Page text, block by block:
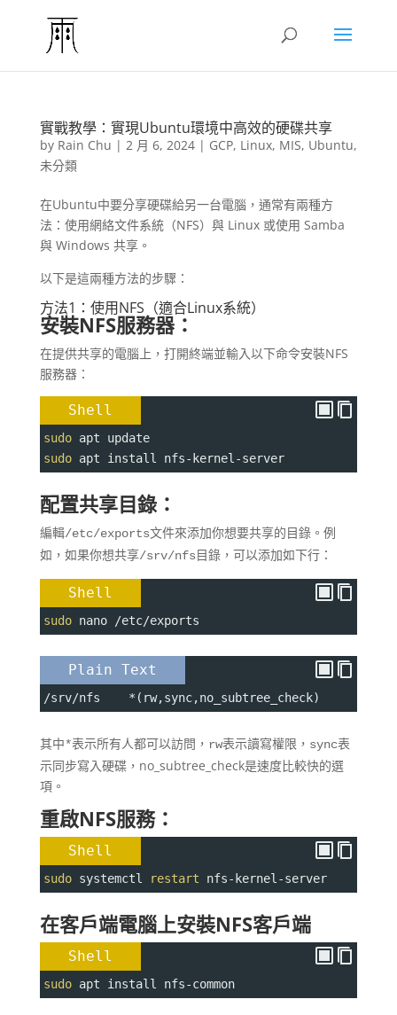
實戰教學：實現Ubuntu環境中高效的硬碟共享
by Rain Chu | 2 月 6, 2024| GCP, Linux, MIS, Ubuntu,
未分類
在Ubuntu中要分享硬碟給另一台電腦，通常有兩種方
法：使用網絡文件系統（NFS）與 Linux 或使用 Samba
與 Windows 共享。
以下是這兩種方法的步驟：
方法1：使用NFS（適合Linux系統）
安裝NFS服務器：
在提供共享的電腦上，打開終端並輸入以下命令安裝NFS
服務器：
Shell
sudo apt update
sudo apt install nfs-kernel-server
配置共享目錄：
編輯/etc/exports文件來添加你想要共享的目錄。例
如，如果你想共享/srv/nfs目錄，可以添加如下行：
Shell
sudo nano /etc/exports
Plain Text
/srv/nfs    *(rw,sync,no_subtree_check)
其中*表示所有人都可以訪問， rw表示讀寫權限， sync表
示同步寫入硬碟，no_subtree_check是速度比較快的選
項。
重啟NFS服務：
Shell
sudo systemctl restart nfs-kernel-server
在客戶端電腦上安裝NFS客戶端
Shell
sudo apt install nfs-common